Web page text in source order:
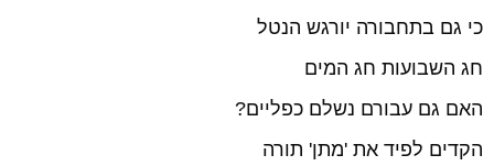
כי גם בתחבורה יורגש הנטל
חג השבועות חג המים
האם גם עבורם נשלם כפליים?
הקדים לפיד את 'מתן' תורה